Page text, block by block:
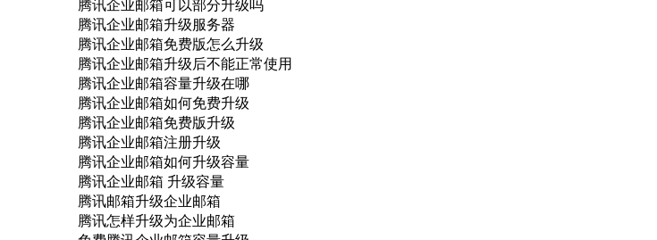
腾讯企业邮箱可以部分升级吗
腾讯企业邮箱升级服务器
腾讯企业邮箱免费版怎么升级
腾讯企业邮箱升级后不能正常使用
腾讯企业邮箱容量升级在哪
腾讯企业邮箱如何免费升级
腾讯企业邮箱免费版升级
腾讯企业邮箱注册升级
腾讯企业邮箱如何升级容量
腾讯企业邮箱 升级容量
腾讯邮箱升级企业邮箱
腾讯怎样升级为企业邮箱